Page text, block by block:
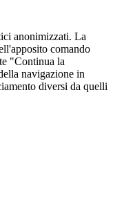
anonimizzati. La
comando
"Continua la
navigazione in
diversi da quelli